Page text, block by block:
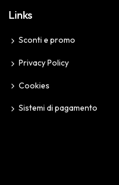
Links
Sconti e promo
Privacy Policy
Cookies
Sistemi di pagamento